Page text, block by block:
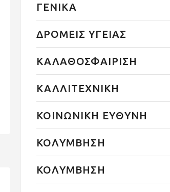
ΓΕΝΙΚΑ
ΔΡΟΜΕΙΣ ΥΓΕΙΑΣ
ΚΑΛΑΘΟΣΦΑΙΡΙΣΗ
ΚΑΛΛΙΤΕΧΝΙΚΗ
ΚΟΙΝΩΝΙΚΗ ΕΥΘΥΝΗ
ΚΟΛΥΜΒΗΣΗ
ΚΟΛΥΜΒΗΣΗ